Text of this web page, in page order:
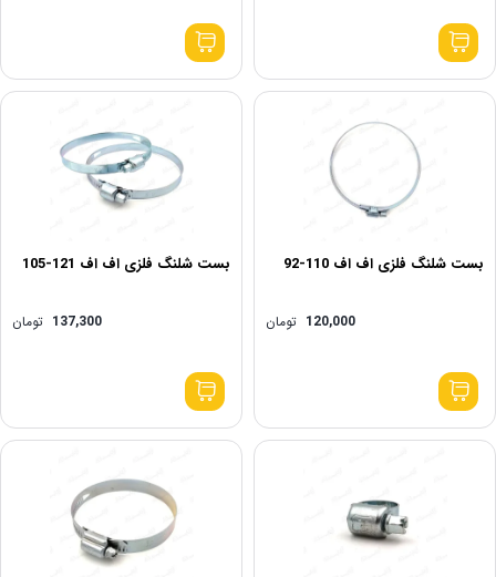
بست شلنگ فلزی اف اف 110-92
120,000 تومان
بست شلنگ فلزی اف اف 121-105
137,300 تومان